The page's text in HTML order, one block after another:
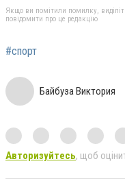
Якщо ви помітили помилку,
повідомити про це редакцію
#спорт
Байбуза Виктория
Авторизуйтесь, щоб